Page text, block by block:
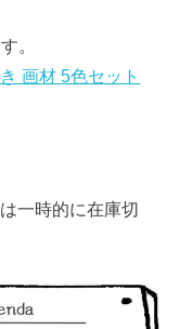
。
画材 5色セット
一時的に在庫切